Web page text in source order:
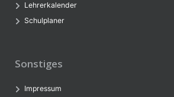
Lehrerkalender
Schulplaner
Sonstiges
Impressum